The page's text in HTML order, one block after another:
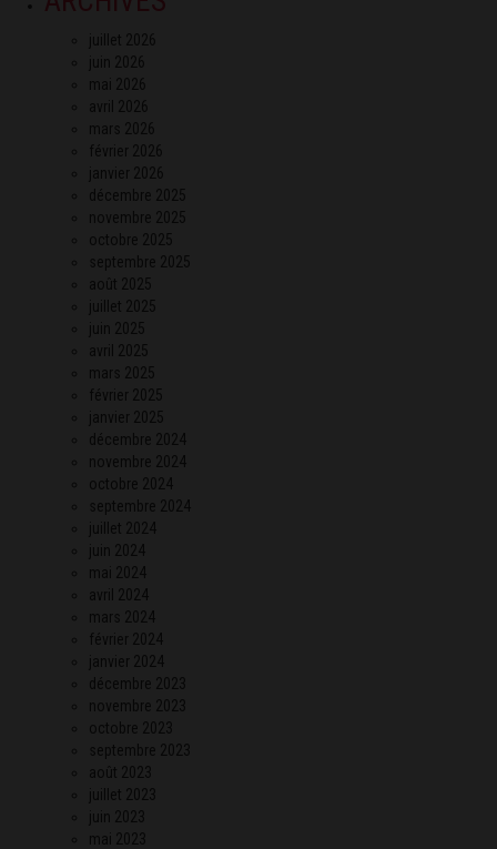
juillet 2026
juin 2026
mai 2026
avril 2026
mars 2026
février 2026
janvier 2026
décembre 2025
novembre 2025
octobre 2025
septembre 2025
août 2025
juillet 2025
juin 2025
avril 2025
mars 2025
février 2025
janvier 2025
décembre 2024
novembre 2024
octobre 2024
septembre 2024
juillet 2024
juin 2024
mai 2024
avril 2024
mars 2024
février 2024
janvier 2024
décembre 2023
novembre 2023
octobre 2023
septembre 2023
août 2023
juillet 2023
juin 2023
mai 2023